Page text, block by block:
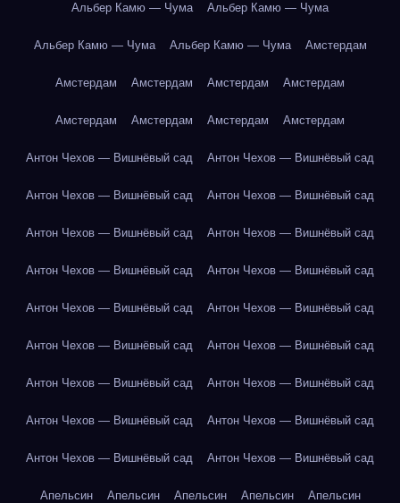
Альбер Камю — Чума Альбер Камю — Чума
Альбер Камю — Чума Альбер Камю — Чума Амстердам
Амстердам Амстердам Амстердам Амстердам
Амстердам Амстердам Амстердам Амстердам
Антон Чехов — Вишнёвый сад Антон Чехов — Вишнёвый сад
Антон Чехов — Вишнёвый сад Антон Чехов — Вишнёвый сад
Антон Чехов — Вишнёвый сад Антон Чехов — Вишнёвый сад
Антон Чехов — Вишнёвый сад Антон Чехов — Вишнёвый сад
Антон Чехов — Вишнёвый сад Антон Чехов — Вишнёвый сад
Антон Чехов — Вишнёвый сад Антон Чехов — Вишнёвый сад
Антон Чехов — Вишнёвый сад Антон Чехов — Вишнёвый сад
Антон Чехов — Вишнёвый сад Антон Чехов — Вишнёвый сад
Антон Чехов — Вишнёвый сад Антон Чехов — Вишнёвый сад
Апельсин Апельсин Апельсин Апельсин Апельсин